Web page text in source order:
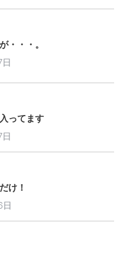
・・・。
ってます
け！